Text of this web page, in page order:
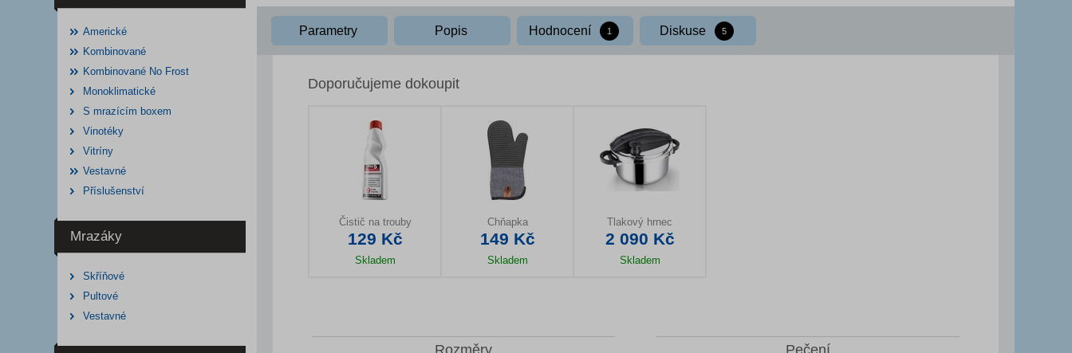
Parametry Popis Hodnocení 1 Diskuse 5
Doporučujeme dokoupit
Čistič na trouby
129 Kč
Skladem
Chňapka
149 Kč
Skladem
Tlakový hrnec
2 090 Kč
Skladem
Rozměry Pečení
Americké
Kombinované
Kombinované No Frost
Monoklimatické
S mrazícím boxem
Vinotéky
Vitríny
Vestavné
Příslušenství
Mrazáky
Skříňové
Pultové
Vestavné